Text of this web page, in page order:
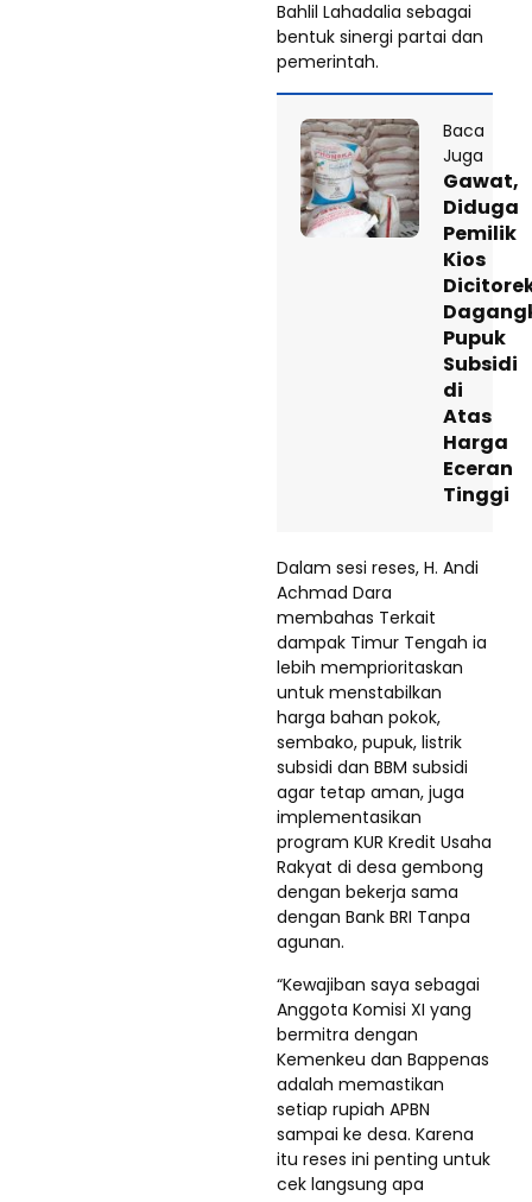
Bahlil Lahadalia sebagai
bentuk sinergi partai dan
pemerintah.
Baca
Juga
Gawat,
Diduga
Pemilik
Kios
Pupuk
Subsidi
di
Atas
Harga
Eceran
Tinggi
Dalam sesi reses, H. Andi
Achmad Dara
membahas Terkait
dampak Timur Tengah ia
lebih memprioritaskan
untuk menstabilkan
harga bahan pokok,
sembako, pupuk, listrik
subsidi dan BBM subsidi
agar tetap aman, juga
implementasikan
program KUR Kredit Usaha
Rakyat di desa gembong
dengan bekerja sama
dengan Bank BRI Tanpa
agunan.
“Kewajiban saya sebagai
Anggota Komisi XI yang
bermitra dengan
Kemenkeu dan Bappenas
adalah memastikan
setiap rupiah APBN
sampai ke desa. Karena
itu reses ini penting untuk
cek langsung apa